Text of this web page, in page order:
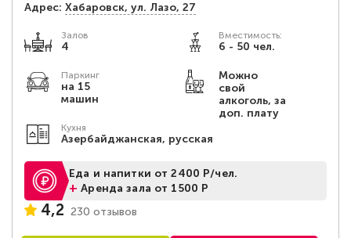
Адрес: Хабаровск, ул. Лазо, 27
Залов
4
Вместимость:
6 - 50 чел.
Паркинг
на 15
машин
Можно
свой
алкоголь, за
доп. плату
Кухня
Азербайджанская, русская
Еда и напитки от 2400 Р/чел.
+Аренда зала от 1500 Р
4,2 230 отзывов